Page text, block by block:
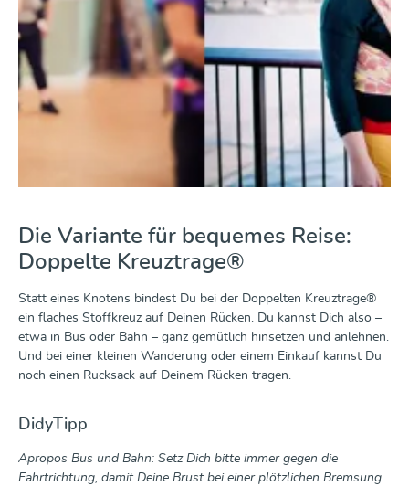
Die Variante für bequemes Reise:
Doppelte Kreuztrage®
Statt eines Knotens bindest Du bei der Doppelten Kreuztrage®
ein flaches Stoffkreuz auf Deinen Rücken. Du kannst Dich also –
etwa in Bus oder Bahn – ganz gemütlich hinsetzen und anlehnen.
Und bei einer kleinen Wanderung oder einem Einkauf kannst Du
noch einen Rucksack auf Deinem Rücken tragen.
DidyTipp
Apropos Bus und Bahn: Setz Dich bitte immer gegen die
Fahrtrichtung, damit Deine Brust bei einer plötzlichen Bremsung